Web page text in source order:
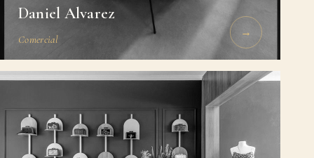
Daniel Alvarez
Comercial →